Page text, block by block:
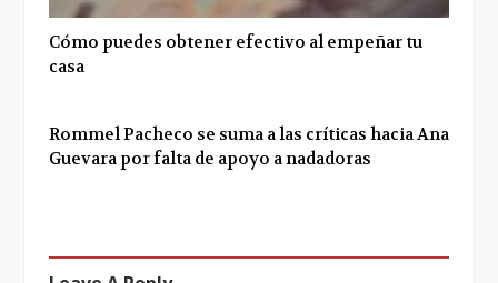
Cómo puedes obtener efectivo al empeñar tu
casa
Rommel Pacheco se suma a las críticas hacia Ana
Guevara por falta de apoyo a nadadoras